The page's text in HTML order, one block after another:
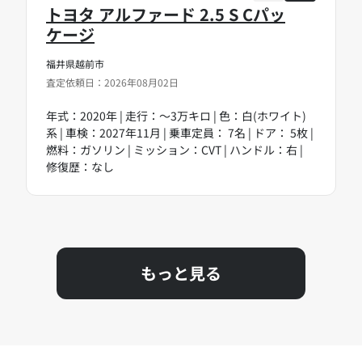
福井県越前市
査定依頼日：2026年08月02日
トヨタ アルファード 2.5 S Cパッ
ケージ
年式：2020年 | 走行：～3万キロ | 色：白(ホワイト)
系 | 車検：2027年11月 | 乗車定員： 7名 | ドア： 5枚 |
燃料：ガソリン | ミッション：CVT | ハンドル：右 |
修復歴：なし
もっと見る